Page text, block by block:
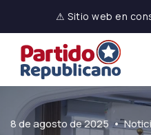
⚠ Sitio web en
8 de agosto de 2025 •